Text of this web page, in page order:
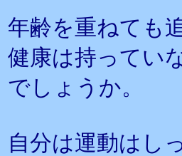
年齢を重ねても
健康は持ってい
でしょうか。
自分は運動はし